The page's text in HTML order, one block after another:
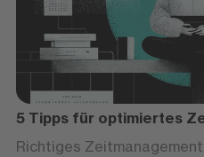
5 Tipps für optimiertes
Richtiges